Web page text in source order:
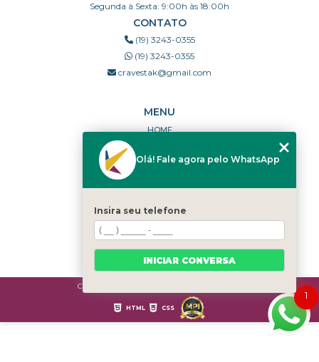
Segunda à Sexta: 9:00h às 18:00h
CONTATO
(19) 3243-0355
(19) 3243-0355
cravestak@gmail.com
MENU
HOME
PORTFÓLIO
DÚVIDAS FREQUENTES
CATEGORIAS
MAPA DO SITE
Copyright © Cravestak. (Lei 9610 de 19/02/1998)
HTML CSS
1
Olá! Fale agora pelo WhatsApp
Insira seu telefone
INICIAR CONVERSA